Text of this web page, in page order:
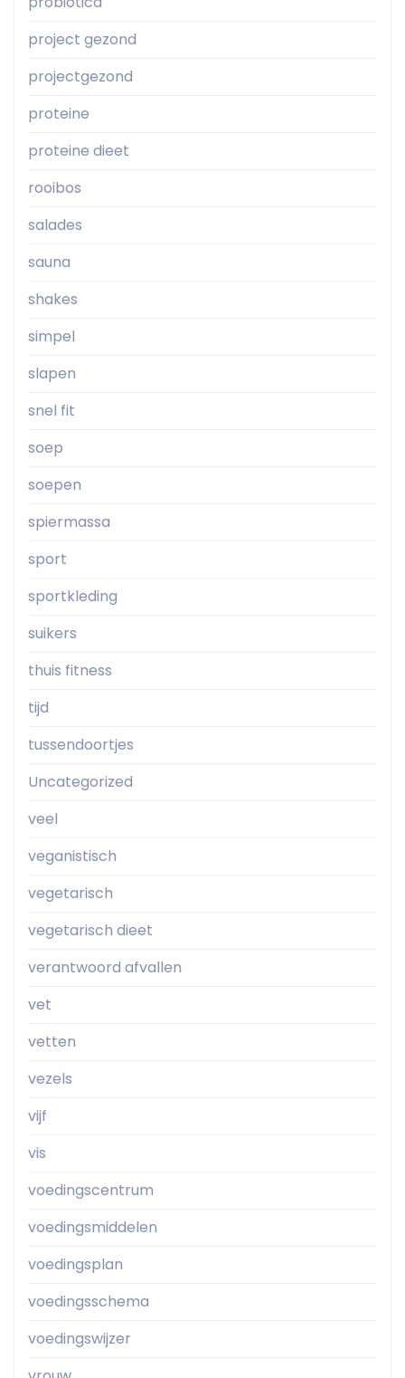
project gezond
projectgezond
proteine
proteine dieet
rooibos
salades
sauna
shakes
simpel
slapen
snel fit
soep
soepen
spiermassa
sport
sportkleding
suikers
thuis fitness
tijd
tussendoortjes
Uncategorized
veel
veganistisch
vegetarisch
vegetarisch dieet
verantwoord afvallen
vet
vetten
vezels
vijf
vis
voedingscentrum
voedingsmiddelen
voedingsplan
voedingsschema
voedingswijzer